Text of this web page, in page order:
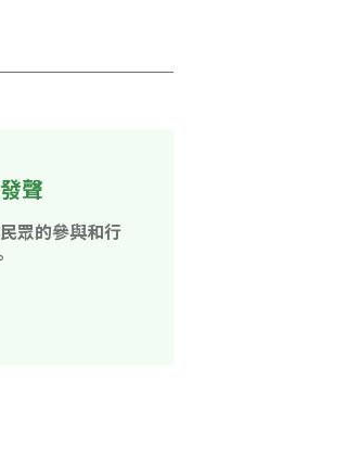
聲
眾的參與和行